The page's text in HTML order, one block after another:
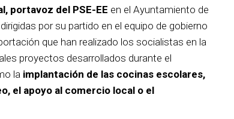
portavoz del PSE-EE en el Ayuntamiento de
por su partido en el equipo de gobierno
que han realizado los socialistas en la
proyectos desarrollados durante el
la implantación de las cocinas escolares,
el apoyo al comercio local o el